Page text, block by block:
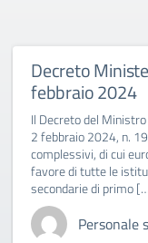
Decreto
febbraio 2024
Il Decreto del
2 febbraio 2024, n.
complessivi, di cui
favore di tutte le
secondarie di primo
Personale